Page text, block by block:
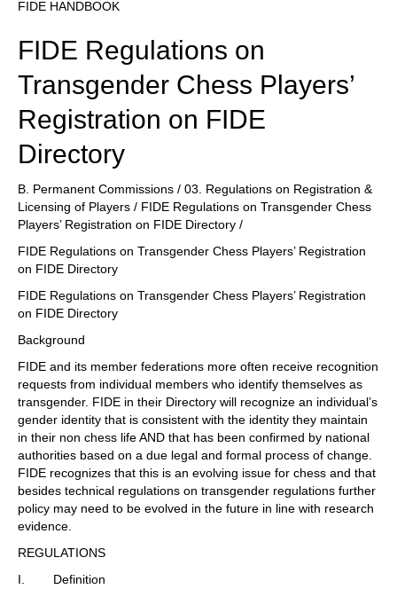
FIDE HANDBOOK
FIDE Regulations on
Transgender Chess Players’
Registration on FIDE
Directory
B. Permanent Commissions / 03. Regulations on Registration &
Licensing of Players / FIDE Regulations on Transgender Chess
Players’ Registration on FIDE Directory /
FIDE Regulations on Transgender Chess Players’ Registration
on FIDE Directory
FIDE Regulations on Transgender Chess Players’ Registration
on FIDE Directory
Background
FIDE and its member federations more often receive recognition
requests from individual members who identify themselves as
transgender. FIDE in their Directory will recognize an individual’s
gender identity that is consistent with the identity they maintain
in their non chess life AND that has been confirmed by national
authorities based on a due legal and formal process of change.
FIDE recognizes that this is an evolving issue for chess and that
besides technical regulations on transgender regulations further
policy may need to be evolved in the future in line with research
evidence.
REGULATIONS
I. Definition